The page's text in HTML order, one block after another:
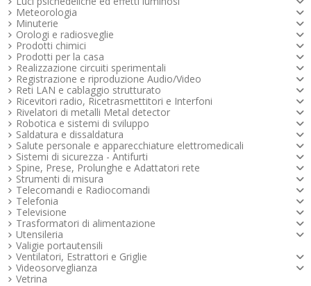
Meteorologia
Minuterie
Orologi e radiosveglie
Prodotti chimici
Prodotti per la casa
Realizzazione circuiti sperimentali
Registrazione e riproduzione Audio/Video
Reti LAN e cablaggio strutturato
Ricevitori radio, Ricetrasmettitori e Interfoni
Rivelatori di metalli Metal detector
Robotica e sistemi di sviluppo
Saldatura e dissaldatura
Salute personale e apparecchiature elettromedicali
Sistemi di sicurezza - Antifurti
Spine, Prese, Prolunghe e Adattatori rete
Strumenti di misura
Telecomandi e Radiocomandi
Telefonia
Televisione
Trasformatori di alimentazione
Utensileria
Valigie portautensili
Ventilatori, Estrattori e Griglie
Videosorveglianza
Vetrina